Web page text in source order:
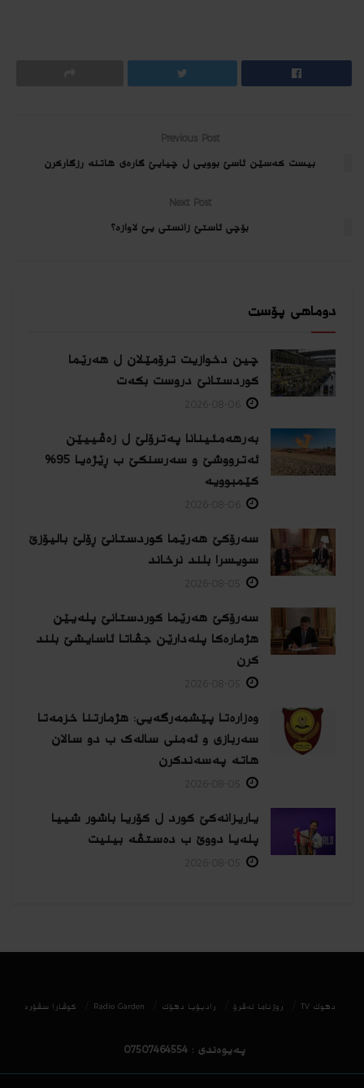
Previous Post
بیست کەسێن ئاسێ بوویى ل چیایێ گارەى هاتنە رزگارکرن
Next Post
بۆچی ئاستێ زانستی یێ لاوازە؟
دوماهی پۆست
چین دخوازیت ترۆمێلان ل هەرێما
كوردستانێ دروست بكەت
بەرهەمئینانا په‌ترۆلێ ل زه‌ڤییێن
ئەترووشێ و سەرسنكێ ب ڕێژەیا 95%
كێمبوویە
سەرۆکێ هەرێما کوردستانێ ڕۆلێ بالیۆزێ
سویسرا بلند نرخاند
سەرۆکێ هەرێما کوردستانێ پلەیێن
هژمارەكا پلەدارێن جڤاتا ئاسایشێ بلند
كرن
وەزارەتا پێشمەرگەیی: هژمارتنا خزمەتا
سەربازی و ئەمنی سالەک ب دو سالان
هاتە پەسەندكرن
یاریزانەكێ کورد ل کۆریا باشور شییا
پلەیا دووێ ب دەستڤە بینیت
دھوك TV روژناما ئەڤرۆ رادیۆیا دهۆك Radio Garden كوڤارا سڤۆره‌
پەیوەندی : 07507464554